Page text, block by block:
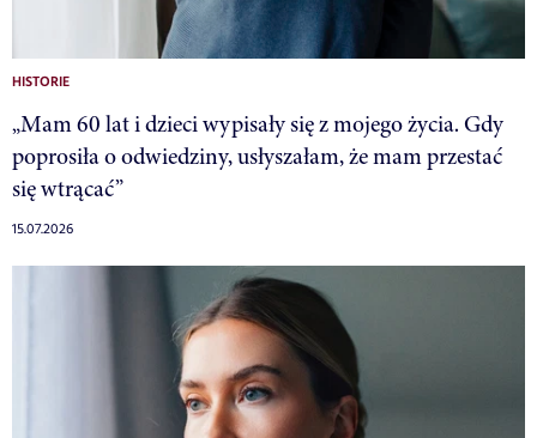
HISTORIE
„Mam 60 lat i dzieci wypisały się z mojego życia. Gdy
poprosiła o odwiedziny, usłyszałam, że mam przestać
się wtrącać”
15.07.2026